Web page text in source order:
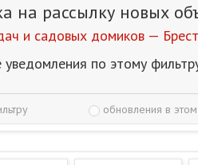
на рассылку новых
и садовых домиков —
уведомления по этому
обновления в